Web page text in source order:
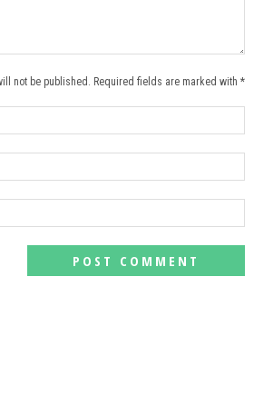
not be published. Required fields are marked with *